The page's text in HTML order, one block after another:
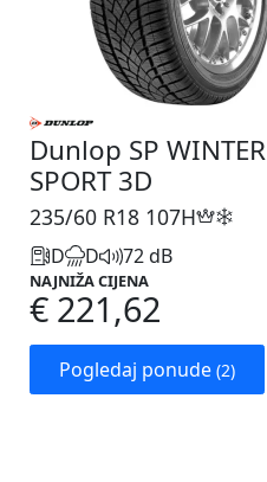
Dunlop SP WINTER
SPORT 3D
235/60 R18 107H
D D 72 dB
NAJNIŽA CIJENA
€ 221,62
Pogledaj ponude (2)